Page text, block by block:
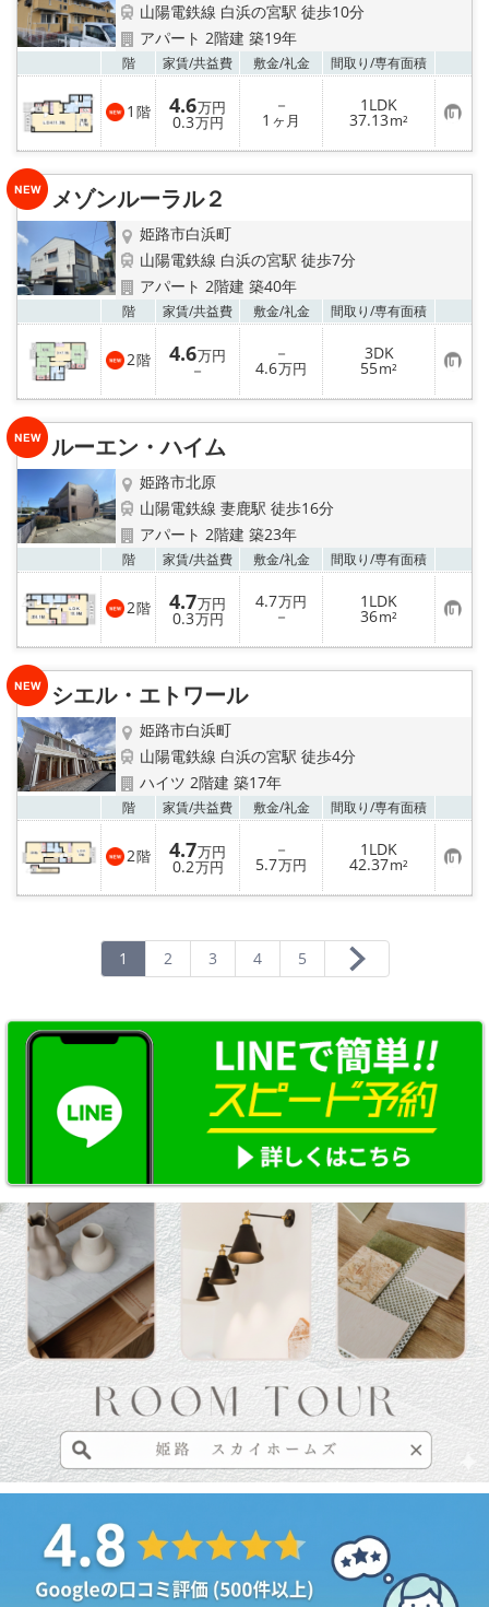
山陽電鉄線 白浜の宮駅 徒歩10分
アパート 2階建 築19年
階 家賃/共益費 敷金/礼金 間取り/専有面積
1 階 4.6万円
0.3万円
－
1 ヶ月
1LDK
37.13m² お
気
に
り
メゾンルーラル２
姫路市白浜町
山陽電鉄線 白浜の宮駅 徒歩7分
アパート 2階建 築40年
階 家賃/共益費 敷金/礼金 間取り/専有面積
2階 4.6万円
－
－
4.6万円
3DK
55m² お
気
に
り
ルーエン・ハイム
姫路市北原
山陽電鉄線 妻鹿駅 徒歩16分
アパート 2階建 築23年
階 家賃/共益費 敷金/礼金 間取り/専有面積
2階 4.7万円
0.3万円
4.7万円
－
1LDK
36m² お
気
に
り
シエル・エトワール
姫路市白浜町
山陽電鉄線 白浜の宮駅 徒歩4分
ハイツ 2階建 築17年
階 家賃/共益費 敷金/礼金 間取り/専有面積
2階 4.7万円
0.2万円
－
5.7万円
1LDK
42.37m² お
気
に
1 2 3 4 5